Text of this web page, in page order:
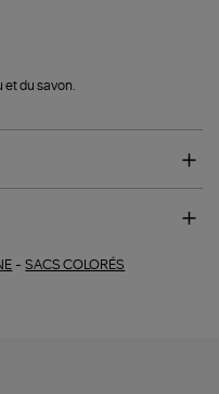
et du savon.
-SACS COLORÉS